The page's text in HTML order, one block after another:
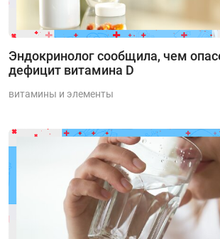
Эндокринолог сообщила, чем
дефицит витамина D
витамины и элементы